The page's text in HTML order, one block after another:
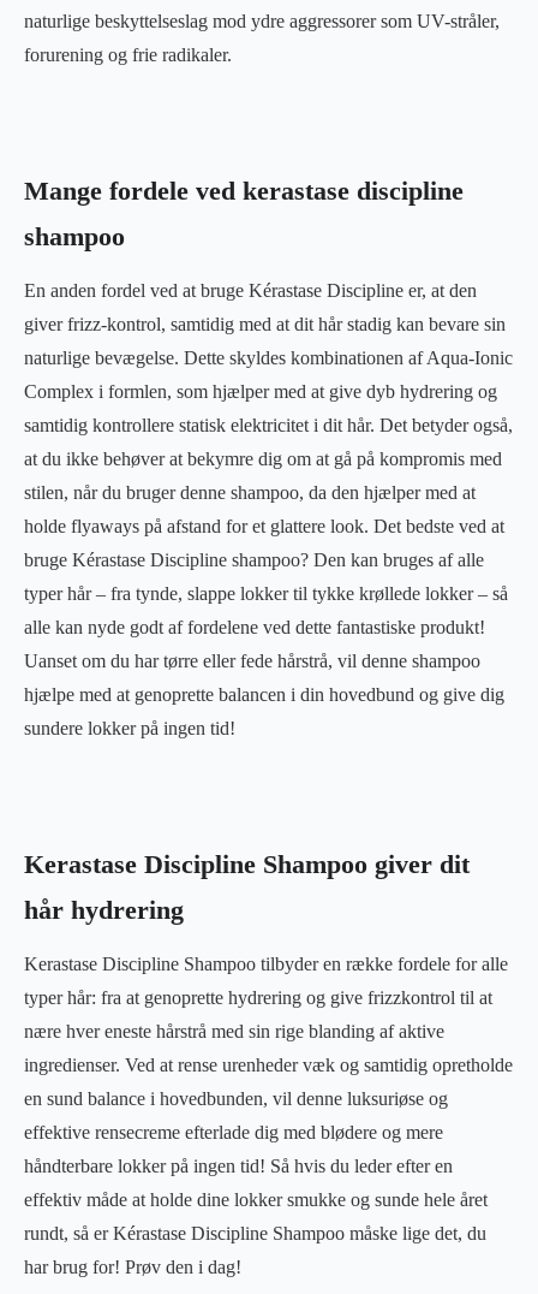
naturlige beskyttelseslag mod ydre aggressorer som UV-stråler,
forurening og frie radikaler.
Mange fordele ved kerastase discipline
shampoo
En anden fordel ved at bruge Kérastase Discipline er, at den
giver frizz-kontrol, samtidig med at dit hår stadig kan bevare sin
naturlige bevægelse. Dette skyldes kombinationen af Aqua-Ionic
Complex i formlen, som hjælper med at give dyb hydrering og
samtidig kontrollere statisk elektricitet i dit hår. Det betyder også,
at du ikke behøver at bekymre dig om at gå på kompromis med
stilen, når du bruger denne shampoo, da den hjælper med at
holde flyaways på afstand for et glattere look. Det bedste ved at
bruge Kérastase Discipline shampoo? Den kan bruges af alle
typer hår – fra tynde, slappe lokker til tykke krøllede lokker – så
alle kan nyde godt af fordelene ved dette fantastiske produkt!
Uanset om du har tørre eller fede hårstrå, vil denne shampoo
hjælpe med at genoprette balancen i din hovedbund og give dig
sundere lokker på ingen tid!
Kerastase Discipline Shampoo giver dit
hår hydrering
Kerastase Discipline Shampoo tilbyder en række fordele for alle
typer hår: fra at genoprette hydrering og give frizzkontrol til at
nære hver eneste hårstrå med sin rige blanding af aktive
ingredienser. Ved at rense urenheder væk og samtidig opretholde
en sund balance i hovedbunden, vil denne luksuriøse og
effektive rensecreme efterlade dig med blødere og mere
håndterbare lokker på ingen tid! Så hvis du leder efter en
effektiv måde at holde dine lokker smukke og sunde hele året
rundt, så er Kérastase Discipline Shampoo måske lige det, du
har brug for! Prøv den i dag!